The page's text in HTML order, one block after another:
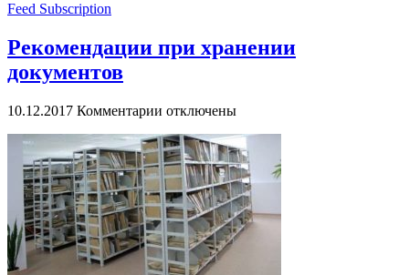
Feed Subscription
Рекомендации при хранении
документов
10.12.2017 Комментарии к
Рекомендации
при
хранении
документов
отключены